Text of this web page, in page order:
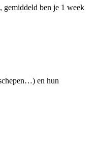
gemiddeld ben je 1 week
en hun